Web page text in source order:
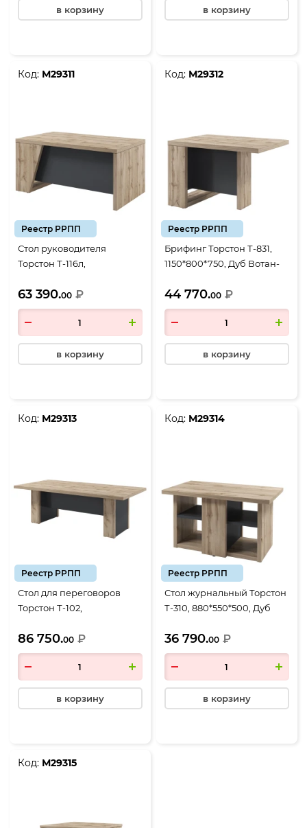
в корзину в корзину
Код: М29311
Реестр РРПП
Стол руководителя
Торстон Т-116л,
Антрацит
63 390.00 ₽
в корзину
Код: М29312
Реестр РРПП
Брифинг Торстон Т-831,
1150*800*750, Дуб Вотан-
44 770.00 ₽
в корзину
Код: М29313
Реестр РРПП
Стол для переговоров
Торстон Т-102,
Антрацит
86 750.00 ₽
в корзину
Код: М29314
Реестр РРПП
Стол журнальный Торстон
Т-310, 880*550*500, Дуб
36 790.00 ₽
в корзину
Код: М29315